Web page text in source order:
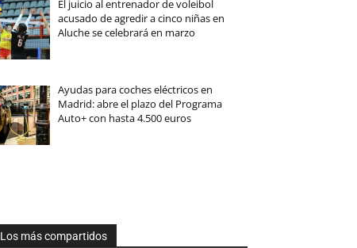
El juicio al entrenador de voleibol
acusado de agredir a cinco niñas en
Aluche se celebrará en marzo
Ayudas para coches eléctricos en
Madrid: abre el plazo del Programa
Auto+ con hasta 4.500 euros
Los más compartidos